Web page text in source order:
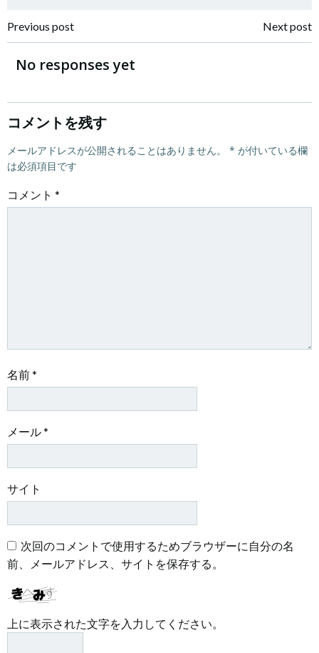
投
稿
ナ
ビ
ゲ
ー
Previous post
ナ
ゲ
Next post
No responses yet
コメントを残す
メールアドレスが公開されることはありません。 * が付いている欄
は必須項目です
コメント *
名前*
メール*
サイト
次回のコメントで使用するためブラウザーに自分の名
前、メールアドレス、サイトを保存する。
上に表示された文字を入力してください。